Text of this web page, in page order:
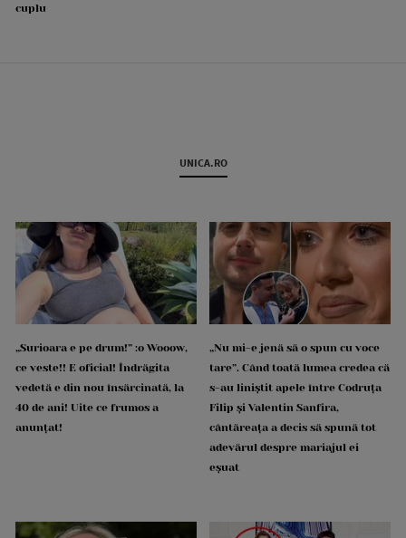
cuplu
UNICA.RO
„Surioara e pe drum!” :o Wooow,
ce veste!! E oficial! Îndrăgita
vedetă e din nou însărcinată, la
40 de ani! Uite ce frumos a
anunțat!
„Nu mi-e jenă să o spun cu voce
tare”. Când toată lumea credea că
s-au liniștit apele între Codruța
Filip și Valentin Sanfira,
cântăreața a decis să spună tot
adevărul despre mariajul ei
eșuat